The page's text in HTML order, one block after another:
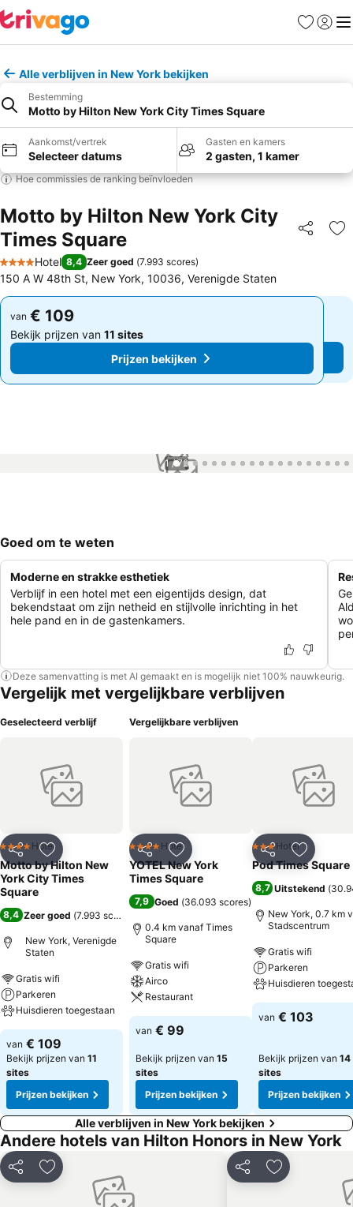
Favorieten
Alle verblijven in New York bekijken
Bestemming
Motto by Hilton New York City Times Square
Aankomst/vertrek
Selecteer datums
Gasten en kamers
2 gasten, 1 kamer
Hoe commissies de ranking beïnvloeden
Motto by Hilton New York City
Times Square
Delen
4 Sterren
Hotel 8,4 Zeer goed (7.993 scores)
150 A W 48th St, New York, 10036, Verenigde Staten
van € 109
Bekijk prijzen van 11 sites
Prijzen bekijken
van € 109
Bekijk prijzen van 11 sites
Prijzen bekijken
1 / 72
Goed om te weten
Moderne en strakke esthetiek
Verblijf in een hotel met een eigentijds design, dat
bekendstaat om zijn netheid en stijlvolle inrichting in het
hele pand en in de gastenkamers.
Deze samenvatting is met AI gemaakt en is mogelijk niet 100% nauwkeurig.
Vergelijk met vergelijkbare verblijven
Geselecteerd verblijf
Delen Toevoegen aan favorieten
4 SterrenHotel
Motto by Hilton New
York City Times
Square
8,4 Zeer goed (7.993 scores
New York, Verenigde
Staten
Gratis wifi
Parkeren
Huisdieren toegestaan
van € 109
Bekijk prijzen van 11
sites
Prijzen bekijken
Vergelijkbare verblijven
Delen Toevoegen aan favorieten
4 SterrenHotel
YOTEL New York
Times Square
7,9 Goed (36.093 scores)
0.4 km vanaf Times
Square
Gratis wifi
Airco
Restaurant
van € 99
Bekijk prijzen van 15
sites
Prijzen bekijken
Delen
3 Sterren
Hotel
Pod Times Square
8,7 Uitstekend (
New York, 0.7 km
Stadscentrum
Gratis wifi
Parkeren
Huisdieren
van € 103
Bekijk prijzen van 14
sites
Prijzen bekijken
Alle verblijven in New York bekijken
Andere hotels van Hilton Honors in New York
Delen Toevoegen aan favorieten Delen Toevoegen